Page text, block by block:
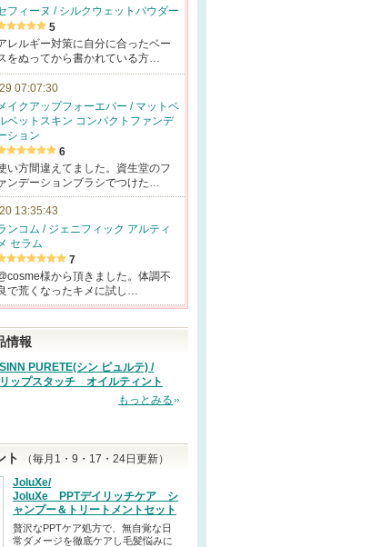
フィーヌ / シルクウェットパウダー
5
レルギー対策に自分に合ったベー
をぬってから書かれている方…
07:07:30
イクアップフォーエバー / マットベ
ベットスキン コンパクトファンデ
ション
6
い方間違えてました。資生堂のフ
ンデーションブラシでつけた…
13:35:43
ンコム / ジェニフィック アルティ
セラム
7
様から頂きました。体調不
で荒くなったキメに試し…
情報
SINN PURETE(シン ピュルテ) /
リップスタッチ オイルティント
もっとみる
ト
（毎月1・9・17・24日更新）
JoluXe/
JoluXe PPTデイリッチケア シ
ャンプー＆トリートメントセット
贅沢なPPTケア処方で、無自覚な日
常ダメージを徹底ケアし毛髪悩みに